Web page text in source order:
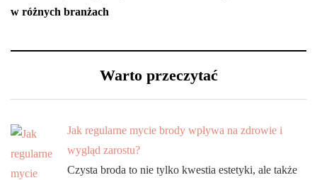
w różnych branżach
Warto przeczytać
Jak regularne mycie brody wpływa na zdrowie i
wygląd zarostu?
Czysta broda to nie tylko kwestia estetyki, ale także